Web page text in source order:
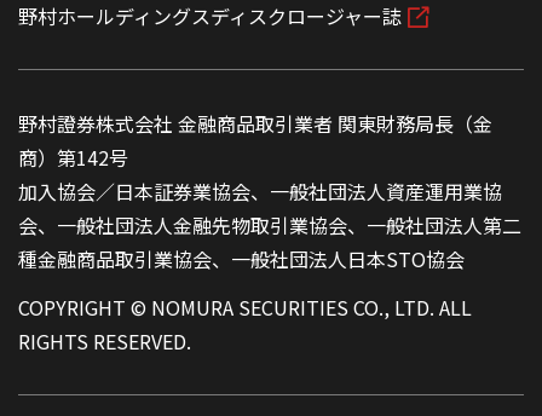
野村ホールディングスディスクロージャー誌
野村證券株式会社 金融商品取引業者 関東財務局長（金
商）第142号
加入協会／日本証券業協会、一般社団法人資産運用業協
会、一般社団法人金融先物取引業協会、一般社団法人第二
種金融商品取引業協会、一般社団法人日本STO協会
COPYRIGHT © NOMURA SECURITIES CO., LTD. ALL
RIGHTS RESERVED.